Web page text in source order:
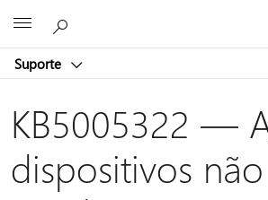
Suporte
KB5005322 —
dispositivos